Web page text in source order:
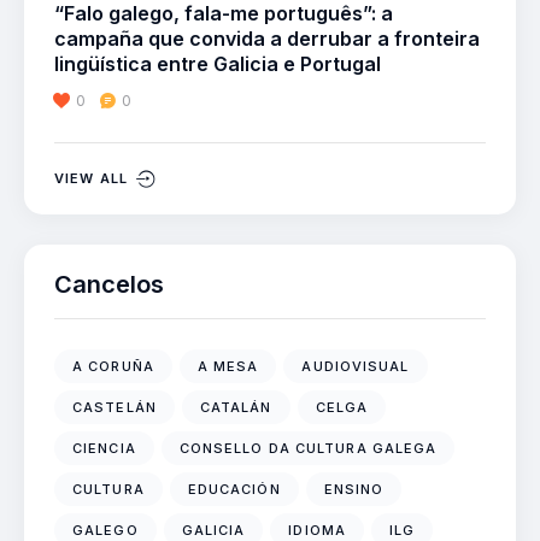
“Falo galego, fala-me português”: a
campaña que convida a derrubar a fronteira
lingüística entre Galicia e Portugal
0 0
VIEW ALL
Cancelos
A CORUÑA A MESA AUDIOVISUAL
CASTELÁN CATALÁN CELGA
CIENCIA CONSELLO DA CULTURA GALEGA
CULTURA EDUCACIÓN ENSINO
GALEGO GALICIA IDIOMA ILG